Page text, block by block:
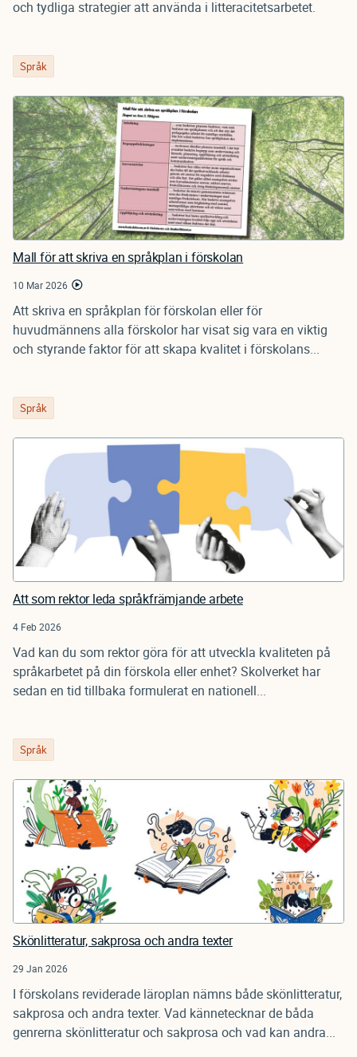
och tydliga strategier att använda i litteracitetsarbetet.
Språk
Mall för att skriva en språkplan i förskolan
10 Mar 2026
Att skriva en språkplan för förskolan eller för
huvudmännens alla förskolor har visat sig vara en viktig
och styrande faktor för att skapa kvalitet i förskolans...
Språk
Att som rektor leda språkfrämjande arbete
4 Feb 2026
Vad kan du som rektor göra för att utveckla kvaliteten på
språkarbetet på din förskola eller enhet? Skolverket har
sedan en tid tillbaka formulerat en nationell...
Språk
Skönlitteratur, sakprosa och andra texter
29 Jan 2026
I förskolans reviderade läroplan nämns både skönlitteratur,
sakprosa och andra texter. Vad kännetecknar de båda
genrerna skönlitteratur och sakprosa och vad kan andra...